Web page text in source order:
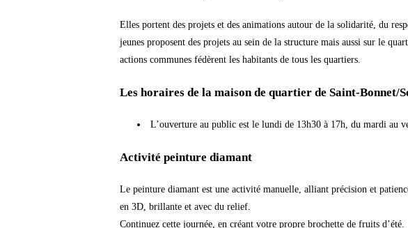
Elles portent des projets et des animations autour de la solidarité, du
jeunes proposent des projets au sein de la structure mais aussi sur le
actions communes fédèrent les habitants de tous les quartiers.
Les horaires de la maison de quartier de Saint-Bonnet/
L’ouverture au public est le lundi de 13h30 à 17h, du mardi au
Activité peinture diamant
Le peinture diamant est une activité manuelle, alliant précision et
en 3D, brillante et avec du relief.
Continuez cette journée, en créant votre propre brochette de fruits d’été.